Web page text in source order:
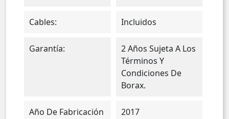
Cables: Incluidos
Garantía:
2 Años Sujeta A Los
Términos Y
Condiciones De
Borax.
Año De Fabricación 2017